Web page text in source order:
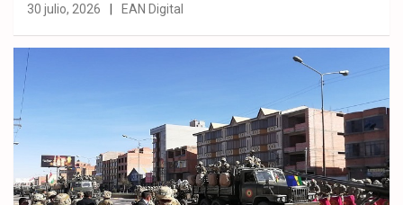
30 julio, 2026 EAN Digital